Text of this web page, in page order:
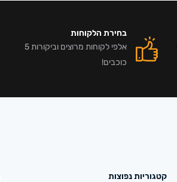
בחירת הלקוחות
אלפי לקוחות מרוצים וביקורות 5
כוכבים!
קטגוריות נפוצות